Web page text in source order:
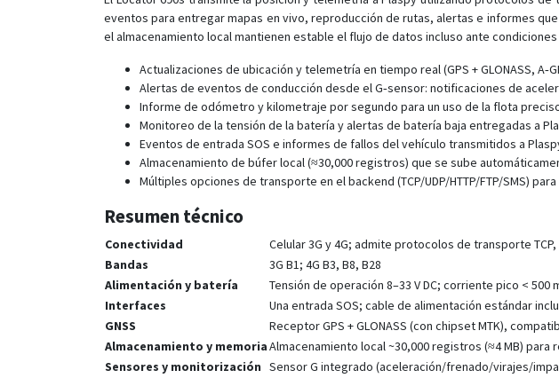
eventos para entregar mapas en vivo, reproducción de rutas, alertas e informes
el almacenamiento local mantienen estable el flujo de datos incluso ante
Actualizaciones de ubicación y telemetría en tiempo real (GPS + GLONASS,
Alertas de eventos de conducción desde el G‑sensor: notificaciones de
Informe de odómetro y kilometraje por segundo para un uso de la flota
Monitoreo de la tensión de la batería y alertas de batería baja entregadas a
Eventos de entrada SOS e informes de fallos del vehículo transmitidos a
Almacenamiento de búfer local (≈30,000 registros) que se sube
Múltiples opciones de transporte en el backend (TCP/UDP/HTTP/FTP/SMS)
Resumen técnico
Conectividad
Celular 3G y 4G; admite protocolos de transporte TCP,
Bandas
3G B1; 4G B3, B8, B28
Alimentación y batería
Tensión de operación 8–33 V DC; corriente pico < 500
Interfaces
Una entrada SOS; cable de alimentación estándar
GNSS
Receptor GPS + GLONASS (con chipset MTK),
Almacenamiento y memoriaAlmacenamiento local ~30,000 registros (≈4 MB)
Sensores y monitorización Sensor G integrado (aceleración/frenado/virajes/